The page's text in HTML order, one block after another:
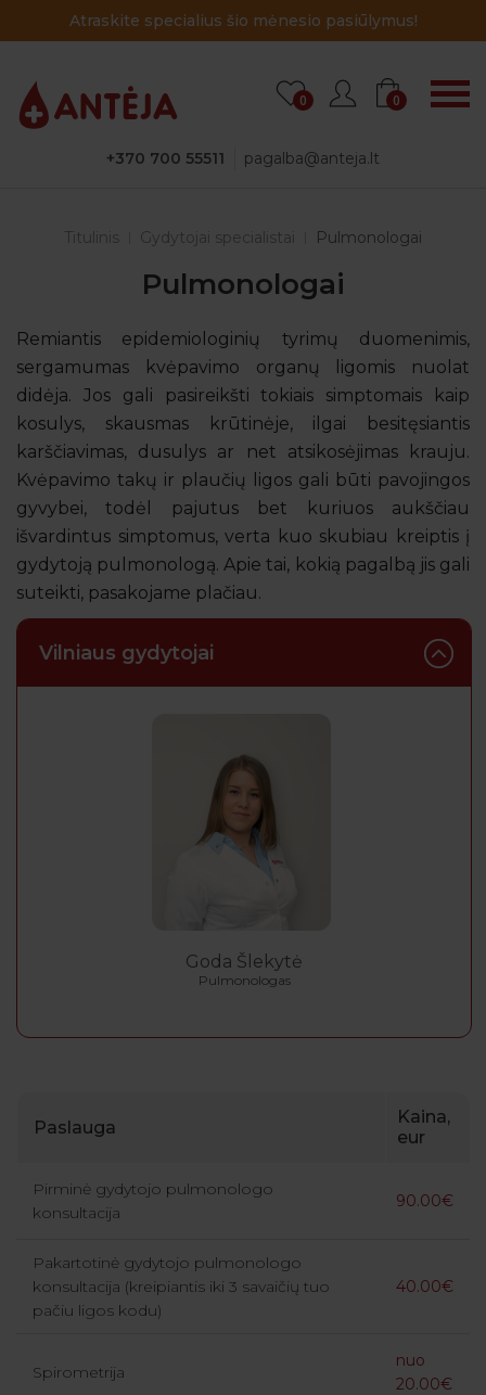
Atraskite specialius šio mėnesio pasiūlymus!
+370 700 55511 pagalba@anteja.lt
0 0
Titulinis Gydytojai specialistai Pulmonologai
Pulmonologai
Remiantis epidemiologinių tyrimų duomenimis,
sergamumas kvėpavimo organų ligomis nuolat
didėja. Jos gali pasireikšti tokiais simptomais kaip
kosulys, skausmas krūtinėje, ilgai besitęsiantis
karščiavimas, dusulys ar net atsikosėjimas krauju.
Kvėpavimo takų ir plaučių ligos gali būti pavojingos
gyvybei, todėl pajutus bet kuriuos aukščiau
išvardintus simptomus, verta kuo skubiau kreiptis į
gydytoją pulmonologą. Apie tai, kokią pagalbą jis gali
suteikti, pasakojame plačiau.
Vilniaus gydytojai
Goda Šlekytė
Pulmonologas
Paslauga
Kaina,
eur
Pirminė gydytojo pulmonologo
konsultacija
90.00€
Pakartotinė gydytojo pulmonologo
konsultacija (kreipiantis iki 3 savaičių tuo
pačiu ligos kodu)
40.00€
Spirometrija
nuo
20.00€